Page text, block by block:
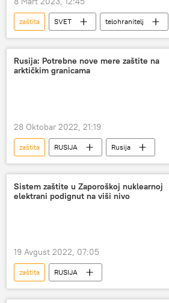
zaštita SVET telohranitelj
Vijetnam
Rusija: Potrebne nove mere zaštite na
arktičkim granicama
28 Oktobar 2022, 21:19
zaštita RUSIJA
Rusija
Specijalna vojna operacija u Ukrajini – vesti
Arktik
Sistem zaštite u Zaporoškoj nuklearnoj
elektrani podignut na viši nivo
19 Avgust 2022, 07:05
zaštita
RUSIJA
Specijalna operacija u Ukrajini
Rusija